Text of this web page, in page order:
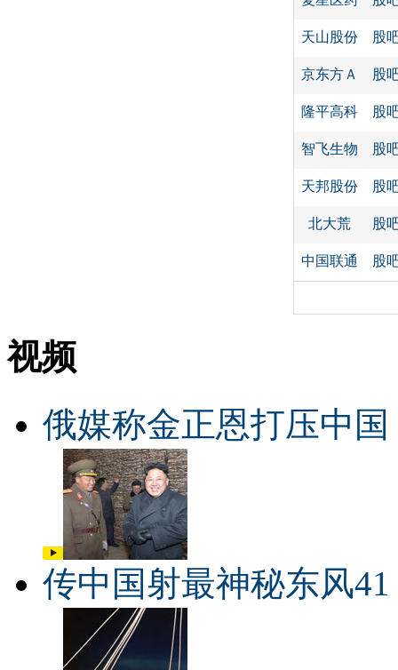
天山股份 股
京东方Ａ 股
隆平高科 股
智飞生物 股
天邦股份 股
北大荒 股
中国联通 股
视频
俄媒称金正恩打压中国
传中国射最神秘东风41